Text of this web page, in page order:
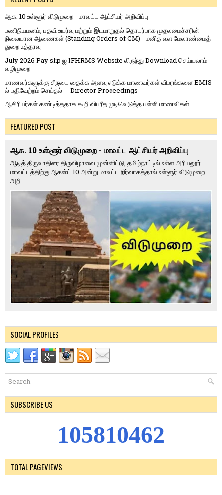
ஆக. 10 உள்ளூர் விடுமுறை - மாவட்ட ஆட்சியர் அறிவிப்பு
பணிநியமனம், பதவி உயர்வு மற்றும் இடமாறுதல் தொடர்பாக முதலமைச்சரின்
நிலையான ஆணைகள் (Standing Orders of CM) - மனித வள மேலாண்மைத்
துறை உத்தரவு
July 2026 Pay slip ஐ IFHRMS Website லிருந்து Download செய்யலாம் -
வழிமுறை
மாணவர்களுக்கு சீருடை தைக்க அளவு எடுக்க மாணவர்கள் விபரங்களை EMIS
ல் பதிவேற்றம் செய்தல் -- Director Proceedings
ஆசிரியர்கள் கண்டித்ததாக கூறி விபரீத முடிவெடுத்த பள்ளி மாணவிகள்
FEATURED POST
ஆக. 10 உள்ளூர் விடுமுறை - மாவட்ட ஆட்சியர் அறிவிப்பு
ஆடித் திருவாதிரை திருவிழாவை முன்னிட்டு, தமிழ்நாட்டில் உள்ள அரியலூர்
மாவட்டத்திற்கு ஆகஸ்ட் 10 அன்று மாவட்ட நிர்வாகத்தால் உள்ளூர் விடுமுறை
அறி...
SOCIAL PROFILES
SUBSCRIBE US
105810462
TOTAL PAGEVIEWS